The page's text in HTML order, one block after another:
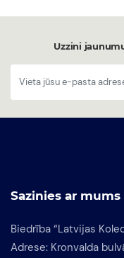
Uzzini
Sazinies ar mums
Biedrība “Latvijas
Adrese: Kronvalda